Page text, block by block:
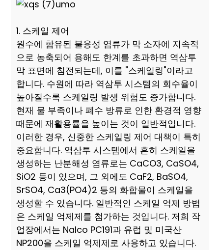
1. 스케일 제어
원수에 함유된 불용성 염류가 막 소자에 지속적
으로 농축되어 용해도 한계를 초과하면 역삼투
막 표면에 침전되는데, 이를 "스케일링"이라고
합니다. 수원에 따라 역삼투 시스템의 회수율이
높아질수록 스케일링 발생 위험도 증가합니다.
현재 물 부족이나 폐수 방류로 인한 환경적 영향
때문에 재활용률을 높이는 것이 일반적입니다.
이러한 경우, 신중한 스케일링 제어 대책이 특히
중요합니다. 역삼투 시스템에서 흔히 스케일을
생성하는 난분해성 염류로는 CaCO3, CaSO4,
SiO2 등이 있으며, 그 외에도 CaF2, BaSO4,
SrSO4, Ca3(PO4)2 등의 화합물이 스케일을
생성할 수 있습니다. 일반적인 스케일 억제 방법
은 스케일 억제제를 첨가하는 것입니다. 저희 작
업장에서는 Nalco PC191과 유럽 및 미국산
NP200을 스케일 억제제로 사용하고 있습니다.